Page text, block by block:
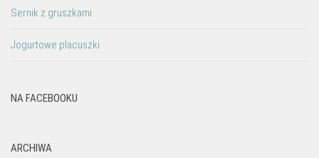
Sernik z gruszkami
Jogurtowe placuszki
NA FACEBOOKU
ARCHIWA